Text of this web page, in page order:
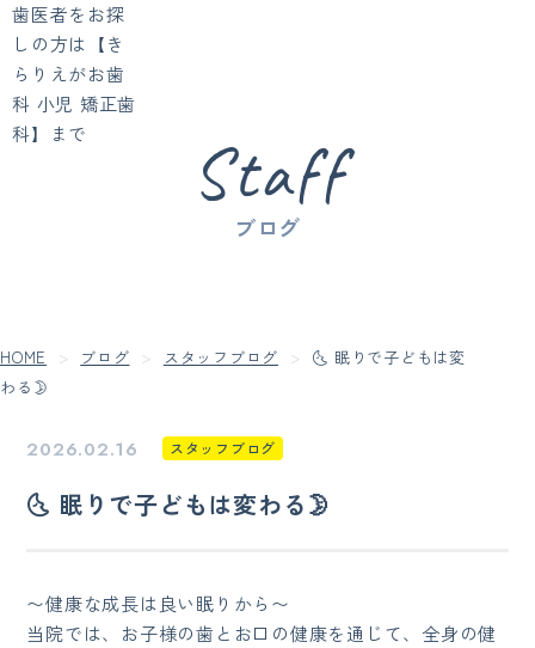
Staff
ブログ
HOME ブログ スタッフブログ
🌜 眠りで子どもは変
わる🌛
2026.02.16 スタッフブログ
🌜 眠りで子どもは変わる🌛
〜健康な成長は良い眠りから〜
当院では、お子様の歯とお口の健康を通じて、全身の健